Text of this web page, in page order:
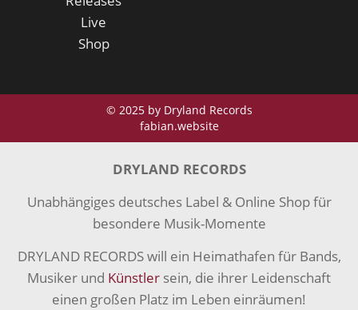
Live
Shop
© 2025 by Dryland Records
fabian.website
DRYLAND RECORDS
Unabhängiges deutsches Label & Online Shop für
besondere Musik-Momente
DRYLAND RECORDS will ein Heimathafen für Bands,
Musiker und Künstler sein, die ihrer Leidenschaft
einen großen Platz im Leben einräumen!